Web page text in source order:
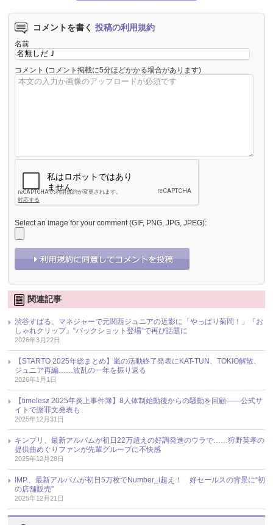
コメントを書く 投稿の利用規約
名前
コメント (コメント掲載に5分ほどかかる場合があります)
Select an image for your comment (GIF, PNG, JPG, JPEG):
関連記事
渋谷すばる、マネジャーで元関西ジュニアの近影に「やっぱり菊岡！」『お
しゃれクリップ』“バックショット登場”で再び話題に
2026年3月22日
【STARTO 2025年総まとめ】嵐の活動終了発表にKAT-TUN、TOKIO解散、
ジュニア再編……波乱の一年を振り返る
2026年1月1日
【timelesz 2025年炎上事件簿】8人体制始動後からの騒動を回顧――公式サ
イトで謝罪文発表も
2025年12月31日
キンプリ、最新アルバムが初日22万超えの好調発進のウラで……狩野英孝の
提供曲めぐりファンが先輩グループに不快感
2025年12月28日
IMP.、最新アルバムが初日5万枚でNumber_i超え！ 好セールスの背景に“初
の店舗販売”
2025年12月21日